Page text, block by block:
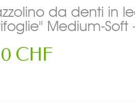
da denti in
Medium-Soft
CHF